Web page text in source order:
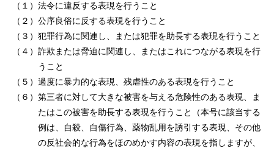
（１）法令に違反する表現を⾏うこと
（２）公序良俗に反する表現を⾏うこと
（３）犯罪⾏為に関連し、または犯罪を助⻑する表現を⾏うこと
（４）詐欺または脅迫に関連し、またはこれにつながる表現を⾏
うこと
（５）過度に暴⼒的な表現、残虐性のある表現を⾏うこと
（６）第三者に対して⼤きな被害を与える危険性のある表現、ま
たはこの被害を助⻑する表現を⾏うこと（本号に該当する
例は、⾃殺、⾃傷⾏為、薬物乱⽤を誘引する表現、その他
の反社会的な⾏為をほのめかす内容の表現を指しますが、